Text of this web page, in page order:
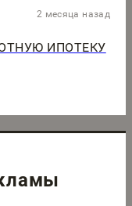
2 месяца назад
ИПОТЕКУ